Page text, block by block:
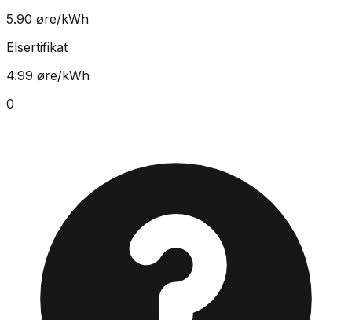
5.90 øre/kWh
Elsertifikat
4.99 øre/kWh
0